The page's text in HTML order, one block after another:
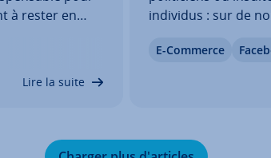
à rester en
Lire la suite
individus : sur de
insultant. Certains
E-Commerce